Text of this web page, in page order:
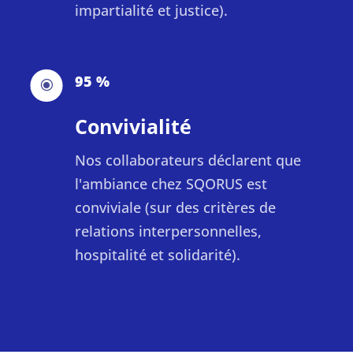
impartialité et justice).
95 %
Convivialité
Nos collaborateurs déclarent que
l'ambiance chez SQORUS est
conviviale (sur des critères de
relations interpersonnelles,
hospitalité et solidarité).
\